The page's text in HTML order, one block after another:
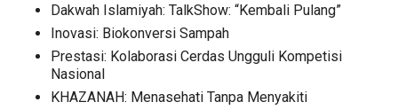
Dakwah Islamiyah: TalkShow: “Kembali Pulang”
Inovasi: Biokonversi Sampah
Prestasi: Kolaborasi Cerdas Ungguli Kompetisi
Nasional
KHAZANAH: Menasehati Tanpa Menyakiti